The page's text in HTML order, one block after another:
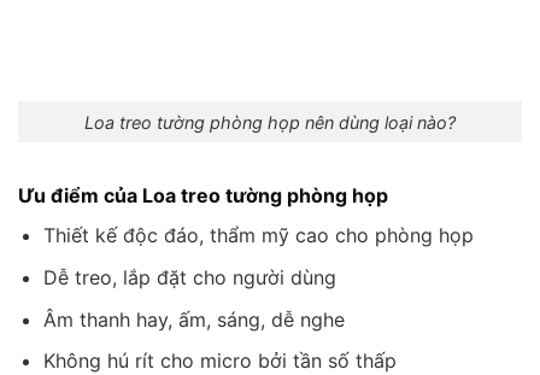
Loa treo tường phòng họp nên dùng loại nào?
Ưu điểm của Loa treo tường phòng họp
Thiết kế độc đáo, thẩm mỹ cao cho phòng họp
Dễ treo, lắp đặt cho người dùng
Âm thanh hay, ấm, sáng, dễ nghe
Không hú rít cho micro bởi tần số thấp